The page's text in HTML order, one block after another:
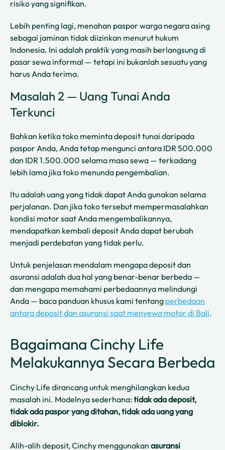
risiko yang signifikan.
Lebih penting lagi, menahan paspor warga negara asing
sebagai jaminan tidak diizinkan menurut hukum
Indonesia. Ini adalah praktik yang masih berlangsung di
pasar sewa informal — tetapi ini bukanlah sesuatu yang
harus Anda terima.
Masalah 2 — Uang Tunai Anda
Terkunci
Bahkan ketika toko meminta deposit tunai daripada
paspor Anda, Anda tetap mengunci antara IDR 500.000
dan IDR 1.500.000 selama masa sewa — terkadang
lebih lama jika toko menunda pengembalian. ​
Itu adalah uang yang tidak dapat Anda gunakan selama
perjalanan. Dan jika toko tersebut mempermasalahkan
kondisi motor saat Anda mengembalikannya,
mendapatkan kembali deposit Anda dapat berubah
menjadi perdebatan yang tidak perlu.
Untuk penjelasan mendalam mengapa deposit dan
asuransi adalah dua hal yang benar-benar berbeda —
dan mengapa memahami perbedaannya melindungi
Anda — baca panduan khusus kami tentang perbedaan
antara deposit dan asuransi saat menyewa motor di Bali.​
Bagaimana Cinchy Life
Melakukannya Secara Berbeda
Cinchy Life dirancang untuk menghilangkan kedua
masalah ini. Modelnya sederhana:tidak ada deposit,
tidak ada paspor yang ditahan, tidak ada uang yang
diblokir.
Alih-alih deposit, Cinchy menggunakan asuransi